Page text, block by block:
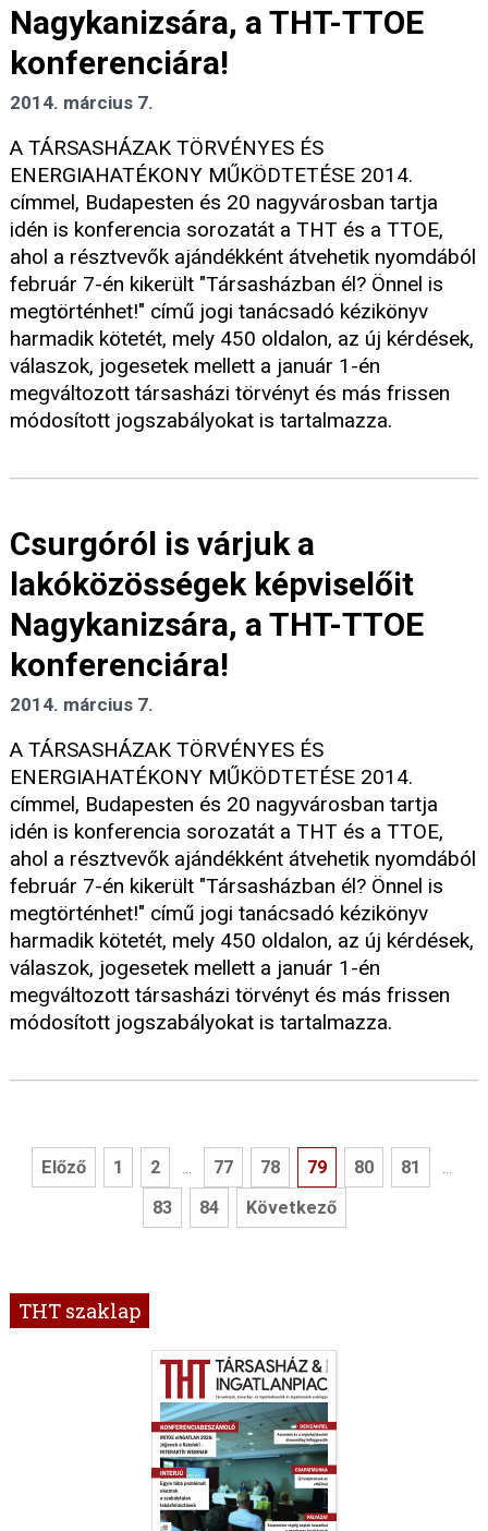
Nagykanizsára, a THT-TTOE
konferenciára!
2014. március 7.
A TÁRSASHÁZAK TÖRVÉNYES ÉS
ENERGIAHATÉKONY MŰKÖDTETÉSE 2014.
címmel, Budapesten és 20 nagyvárosban tartja
idén is konferencia sorozatát a THT és a TTOE,
ahol a résztvevők ajándékként átvehetik nyomdából
február 7-én kikerült "Társasházban él? Önnel is
megtörténhet!" című jogi tanácsadó kézikönyv
harmadik kötetét, mely 450 oldalon, az új kérdések,
válaszok, jogesetek mellett a január 1-én
megváltozott társasházi törvényt és más frissen
módosított jogszabályokat is tartalmazza.
Csurgóról is várjuk a
lakóközösségek képviselőit
Nagykanizsára, a THT-TTOE
konferenciára!
2014. március 7.
A TÁRSASHÁZAK TÖRVÉNYES ÉS
ENERGIAHATÉKONY MŰKÖDTETÉSE 2014.
címmel, Budapesten és 20 nagyvárosban tartja
idén is konferencia sorozatát a THT és a TTOE,
ahol a résztvevők ajándékként átvehetik nyomdából
február 7-én kikerült "Társasházban él? Önnel is
megtörténhet!" című jogi tanácsadó kézikönyv
harmadik kötetét, mely 450 oldalon, az új kérdések,
válaszok, jogesetek mellett a január 1-én
megváltozott társasházi törvényt és más frissen
módosított jogszabályokat is tartalmazza.
Előző 1 2 ... 77 78 79 80 81 ...
83 84 Következő
THT szaklap